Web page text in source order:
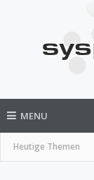
MENU
Heutige Themen